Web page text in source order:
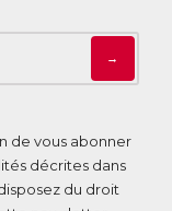
→
de vous abonner
décrites dans
du droit